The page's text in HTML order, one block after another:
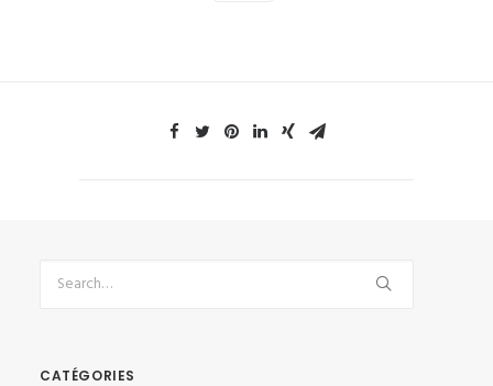
CATÉGORIES